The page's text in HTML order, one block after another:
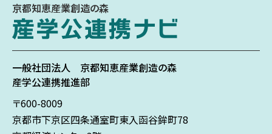
京都知恵産業創造の森
一般社団法人 京都知恵産業創造の森
産学公連携推進部
〒600-8009
京都市下京区四条通室町東入函谷鉾町78